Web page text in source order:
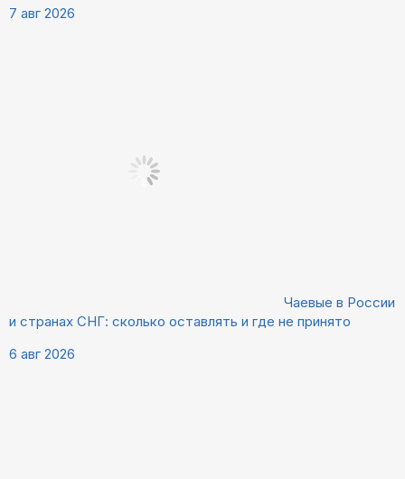
7 авг 2026
Чаевые в России
и странах СНГ: сколько оставлять и где не принято
6 авг 2026